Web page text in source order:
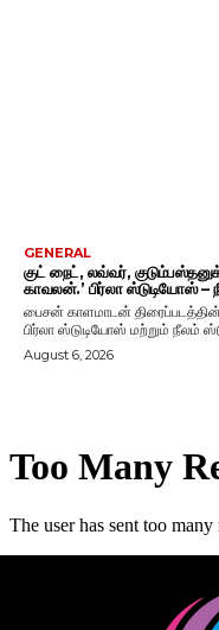
GENERAL
குட் நைட், லவ்வர்,
காவலன்.’ பிர்லா ஸ்டுடியோஸ் –
பைசன் காளமாடன் திரைப்படத்தின்
பிர்லா ஸ்டுடியோஸ் மற்றும் நீலம்
August 6, 2026